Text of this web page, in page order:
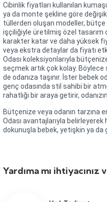
Cibinlik fiyatları kullanılan
ya da monte şekline göre
tüllerden oluşan modeller,
işçiliğiyle üretilmiş özel tasarım
karakter katar ve daha yüksek
veya ekstra detaylar da fiyatı
Odası koleksiyonlarıyla
seçmek artık çok kolay.
de odanıza taşınır. İster bebek
genç odasında stil sahibi bir
rahatlığı bir araya getirir,
Bütçenize veya odanın tarzına
Odası avantajlarıyla
dokunuşla bebek, yetişkin ya da
Yardıma mı ihtiyacınız